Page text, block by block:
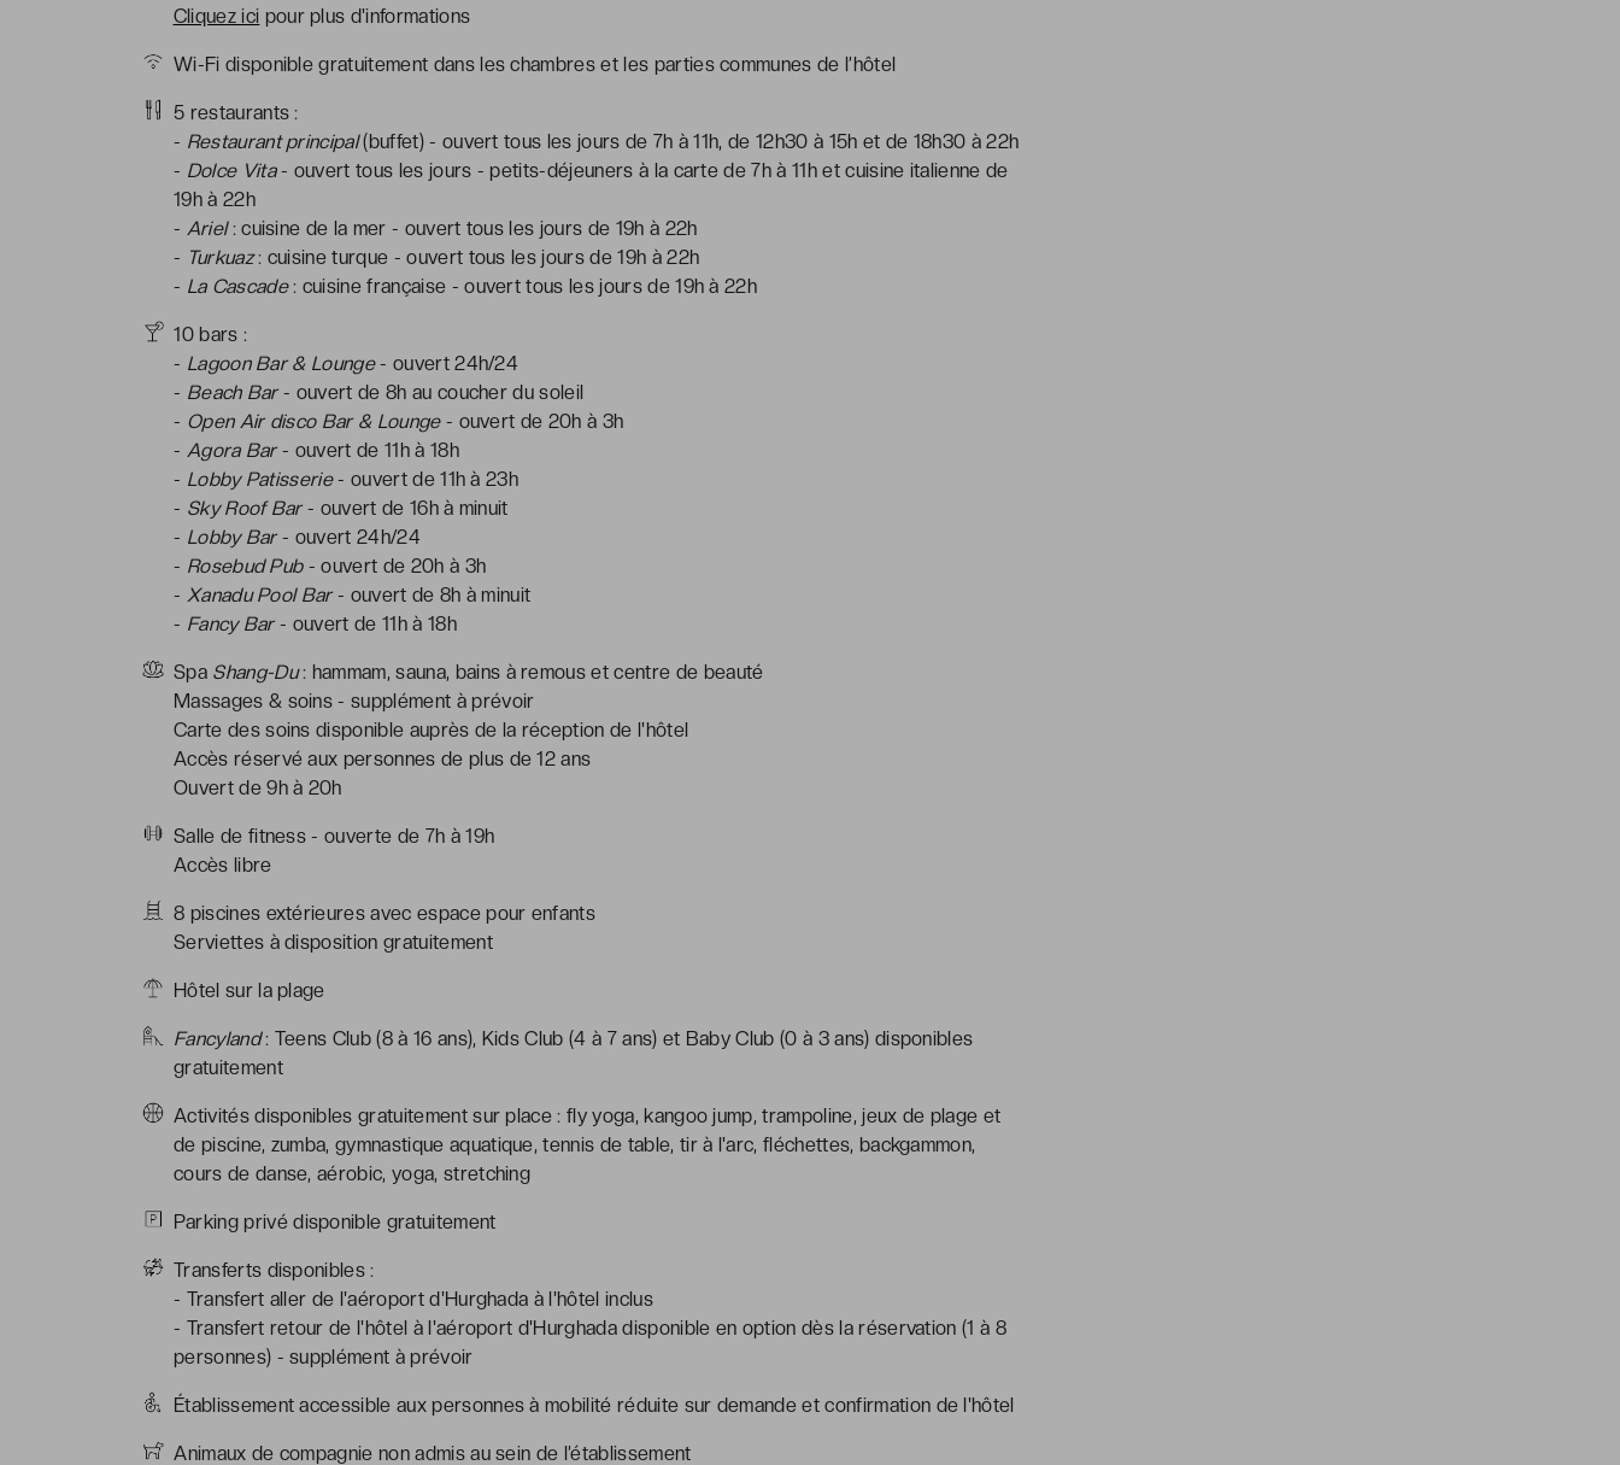
Cliquez ici pour plus d'informations
Wi-Fi disponible gratuitement dans les chambres et les parties communes de l’hôtel
5 restaurants :
- Restaurant principal(buffet) - ouvert tous les jours de 7h à 11h, de 12h30 à 15h et de 18h30 à 22h
- Dolce Vita- ouvert tous les jours - petits-déjeuners à la carte de 7h à 11h et cuisine italienne de
19h à 22h
- Ariel: cuisine de la mer - ouvert tous les jours de 19h à 22h
- Turkuaz: cuisine turque - ouvert tous les jours de 19h à 22h
- La Cascade: cuisine française - ouvert tous les jours de 19h à 22h
10 bars :
- Lagoon Bar & Lounge- ouvert 24h/24
- Beach Bar- ouvert de 8h au coucher du soleil
- Open Air disco Bar & Lounge- ouvert de 20h à 3h
- Agora Bar- ouvert de 11h à 18h
- Lobby Patisserie- ouvert de 11h à 23h
- Sky Roof Bar- ouvert de 16h à minuit
- Lobby Bar- ouvert 24h/24
- Rosebud Pub- ouvert de 20h à 3h
- Xanadu Pool Bar- ouvert de 8h à minuit
- Fancy Bar- ouvert de 11h à 18h
Spa Shang-Du: hammam, sauna, bains à remous et centre de beauté
Massages & soins - supplément à prévoir
Carte des soins disponible auprès de la réception de l'hôtel
Accès réservé aux personnes de plus de 12 ans
Ouvert de 9h à 20h
Salle de fitness - ouverte de 7h à 19h
Accès libre
8 piscines extérieures avec espace pour enfants
Serviettes à disposition gratuitement
Hôtel sur la plage
Fancyland: Teens Club (8 à 16 ans), Kids Club (4 à 7 ans) et Baby Club (0 à 3 ans) disponibles
gratuitement
Activités disponibles gratuitement sur place : fly yoga, kangoo jump, trampoline, jeux de plage et
de piscine, zumba, gymnastique aquatique, tennis de table, tir à l'arc, fléchettes, backgammon,
cours de danse, aérobic, yoga, stretching
Parking privé disponible gratuitement
Transferts disponibles :
- Transfert aller de l'aéroport d'Hurghada à l'hôtel inclus
- Transfert retour de l'hôtel à l'aéroport d'Hurghada disponible en option dès la réservation (1 à 8
personnes) - supplément à prévoir
Établissement accessible aux personnes à mobilité réduite sur demande et confirmation de l'hôtel
Animaux de compagnie non admis au sein de l’établissement